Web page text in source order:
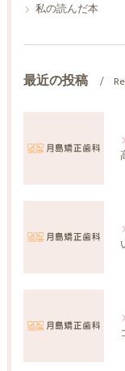
私の読んだ本
最近の投稿